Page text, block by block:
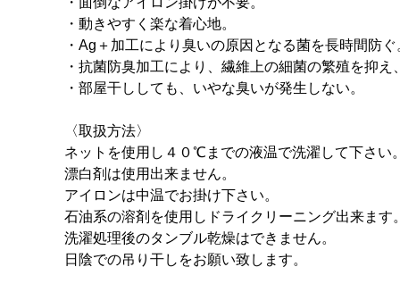
・動きやすく楽な着心地。
・Ag＋加工により臭いの原因となる菌を長時間防ぐ
・抗菌防臭加工により、繊維上の細菌の繁殖を抑
・部屋干ししても、いやな臭いが発生しない。
〈取扱方法〉
ネットを使用し４０℃までの液温で洗濯して下さい
漂白剤は使用出来ません。
アイロンは中温でお掛け下さい。
石油系の溶剤を使用しドライクリーニング出来ます
洗濯処理後のタンブル乾燥はできません。
日陰での吊り干しをお願い致します。